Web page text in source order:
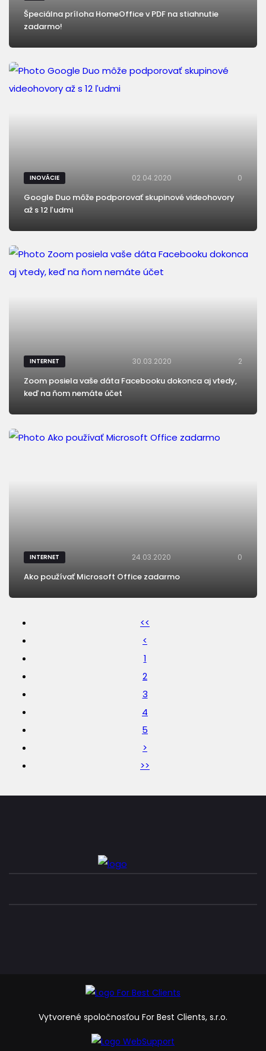
Špeciálna príloha HomeOffice v PDF na stiahnutie
zadarmo!
INOVÁCIE 02.04.2020 0
Google Duo môže podporovať skupinové videohovory
až s 12 ľudmi
INTERNET 30.03.2020 2
Zoom posiela vaše dáta Facebooku dokonca aj vtedy,
keď na ňom nemáte účet
INTERNET 24.03.2020 0
Ako používať Microsoft Office zadarmo
<<
<
1
2
3
4
5
>
>>
Vytvorené spoločnosťou For Best Clients, s.r.o.